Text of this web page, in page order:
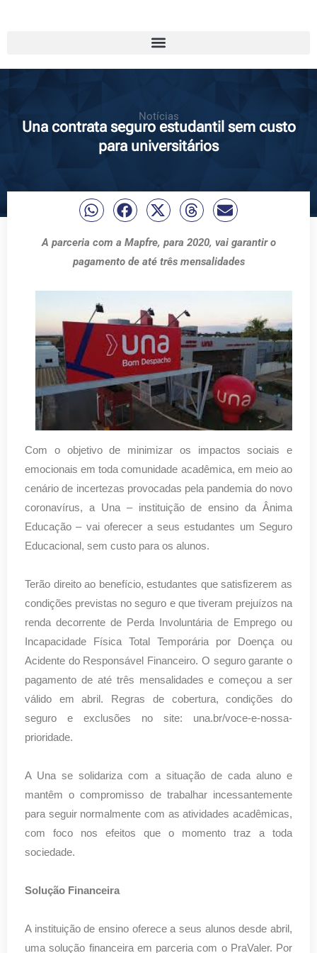
Notícias
Una contrata seguro estudantil sem custo
para universitários
A parceria com a Mapfre, para 2020, vai garantir o
pagamento de até três mensalidades
Com o objetivo de minimizar os impactos sociais e
emocionais em toda comunidade acadêmica, em meio ao
cenário de incertezas provocadas pela pandemia do novo
coronavírus, a Una – instituição de ensino da Ânima
Educação – vai oferecer a seus estudantes um Seguro
Educacional, sem custo para os alunos.
Terão direito ao benefício, estudantes que satisfizerem as
condições previstas no seguro e que tiveram prejuízos na
renda decorrente de Perda Involuntária de Emprego ou
Incapacidade Física Total Temporária por Doença ou
Acidente do Responsável Financeiro. O seguro garante o
pagamento de até três mensalidades e começou a ser
válido em abril. Regras de cobertura, condições do
seguro e exclusões no site: una.br/voce-e-nossa-
prioridade.
A Una se solidariza com a situação de cada aluno e
mantêm o compromisso de trabalhar incessantemente
para seguir normalmente com as atividades acadêmicas,
com foco nos efeitos que o momento traz a toda
sociedade.
Solução Financeira
A instituição de ensino oferece a seus alunos desde abril,
uma solução financeira em parceria com o PraValer. Por